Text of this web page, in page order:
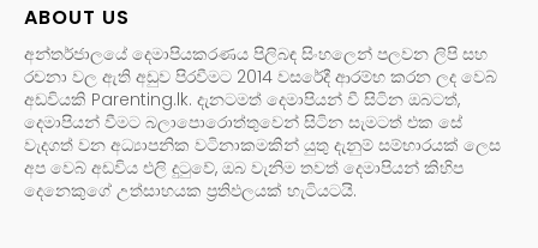
ABOUT US
අන්තර්ජාලයේ දෙමාපියකරණය පිලිබඳ සිංහලෙන් පලවන ලිපි සහ
රචනා වල ඇති අඩුව පිරවීමට 2014 වසරේදී ආරම්භ කරන ලද වෙබ්
අඩවියකි Parenting.lk. දැනටමත් දෙමාපියන් වී සිටින ඔබටත්,
දෙමාපියන් වීමට බලාපොරොත්තුවෙන් සිටින සැමටත් එක සේ
වැදගත් වන අධ්‍යාපනික වටිනාකමකින් යුතු දැනුම් සම්භාරයක් ලෙස
අප වෙබ් අඩවිය එලි දුටුවේ, ඔබ වැනිම තවත් දෙමාපියන් කිහිප
දෙනෙකුගේ උත්සාහයක ප්‍රතිඵලයක් හැටියටයි.